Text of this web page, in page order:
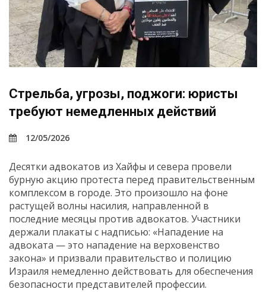
Стрельба, угрозы, поджоги: юристы
требуют немедленных действий
12/05/2026
Десятки адвокатов из Хайфы и севера провели
бурную акцию протеста перед правительственным
комплексом в городе. Это произошло на фоне
растущей волны насилия, направленной в
последние месяцы против адвокатов. Участники
держали плакаты с надписью: «Нападение на
адвоката — это нападение на верховенство
закона» и призвали правительство и полицию
Израиля немедленно действовать для обеспечения
безопасности представителей профессии.